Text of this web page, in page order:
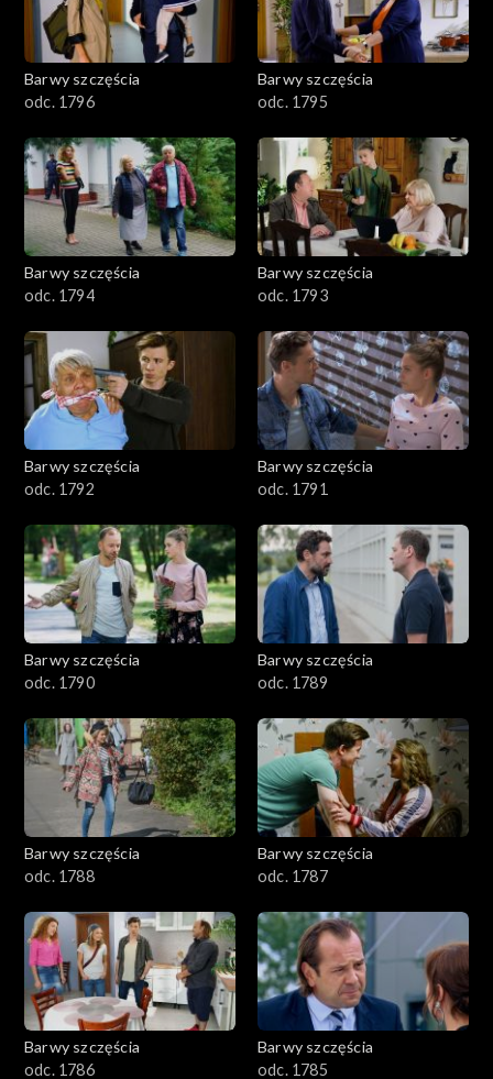
2401–2500
2301–2400
2201–2300
2101–2200
2001–2100
1801–1900
1701–1800
1601–1700
1501–1600
1401–1500
1301–1400
1101–1200
1001–1100
901–1000
801–900
782–800
Barwy szczęścia
odc. 1796
Barwy szczęścia
odc. 1795
Barwy szczęścia
odc. 1794
Barwy szczęścia
odc. 1793
Barwy szczęścia
odc. 1792
Barwy szczęścia
odc. 1791
Barwy szczęścia
odc. 1790
Barwy szczęścia
odc. 1789
Barwy szczęścia
odc. 1788
Barwy szczęścia
odc. 1787
Barwy szczęścia
odc. 1786
Barwy szczęścia
odc. 1785